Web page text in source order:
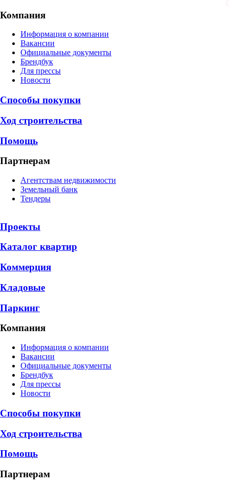
Компания
Информация о компании
Вакансии
Официальные документы
Брендбук
Для прессы
Новости
Способы покупки
Ход строительства
Помощь
Партнерам
Агентствам недвижимости
Земельный банк
Тендеры
Проекты
Каталог квартир
Коммерция
Кладовые
Паркинг
Компания
Информация о компании
Вакансии
Официальные документы
Брендбук
Для прессы
Новости
Способы покупки
Ход строительства
Помощь
Партнерам